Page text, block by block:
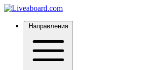
Направления